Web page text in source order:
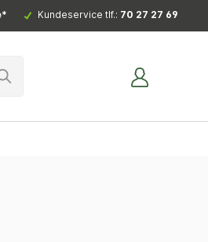
Kundeservice tlf.: 70 27 27 69